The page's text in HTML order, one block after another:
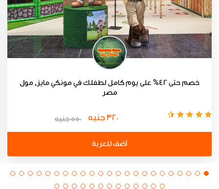
خصم حتى 42% على يوم كامل لطفلك في مونكي مايز, مول
مصر
320 جنيه 550 جنيه
أضف للعربة